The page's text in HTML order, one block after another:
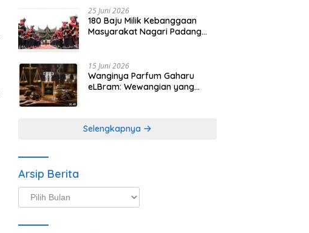
25 Juni 2026
180 Baju Milik Kebanggaan
Masyarakat Nagari Padang
Minangkabau
15 Juni 2026
Wanginya Parfum Gaharu
eLBram: Wewangian yang
Selengkapnya
Arsip Berita
Arsip
Berita